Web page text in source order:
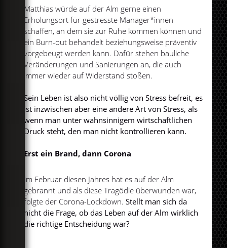
Matthias würde auf der Alm gerne einen
Erholungsort für gestresste Manager*innen
schaffen, an dem sie zur Ruhe kommen können und
ein Burn-out behandelt beziehungsweise präventiv
vorgebeugt werden kann. Dafür stehen bauliche
Veränderungen und Sanierungen an, die auch
immer wieder auf Widerstand stoßen.
Sein Leben ist also nicht völlig von Stress befreit, es
ist inzwischen aber eine andere Art von Stress, als
wenn man unter wahnsinnigem wirtschaftlichen
Druck steht, den man nicht kontrollieren kann.
Erst ein Brand, dann Corona
Im Februar diesen Jahres hat es auf der Alm
gebrannt und als diese Tragödie überwunden war,
folgte der Corona-Lockdown.Stellt man sich da
nicht die Frage, ob das Leben auf der Alm wirklich
die richtige Entscheidung war?